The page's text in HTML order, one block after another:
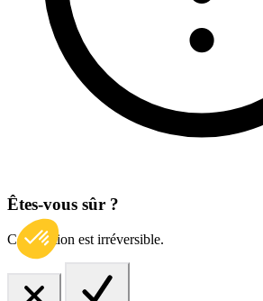
Êtes-vous sûr ?
Cette action est irréversible.